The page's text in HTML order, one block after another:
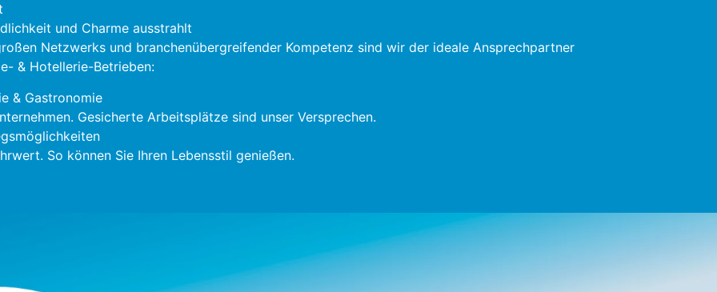
und Charme ausstrahlt
Netzwerks und branchenübergreifender Kompetenz sind wir der ideale Ansprechpartner
& Hotellerie-Betrieben:
& Gastronomie
Gesicherte Arbeitsplätze sind unser Versprechen.
So können Sie Ihren Lebensstil genießen.